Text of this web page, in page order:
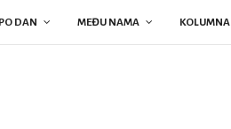
DAN MEĐU NAMA KOLUMNA